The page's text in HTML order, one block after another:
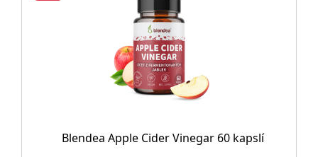
Blendea Apple Cider Vinegar 60 kapslí